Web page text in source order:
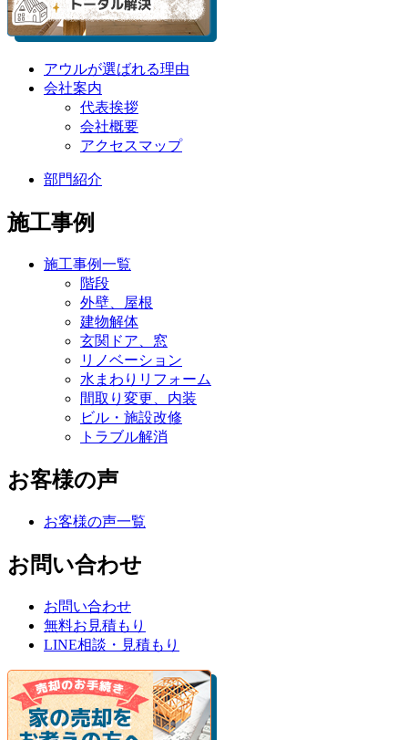
アウルが選ばれる理由
会社案内
代表挨拶
会社概要
アクセスマップ
部門紹介
施工事例
施工事例一覧
階段
外壁、屋根
建物解体
玄関ドア、窓
リノベーション
水まわりリフォーム
間取り変更、内装
ビル・施設改修
トラブル解消
お客様の声
お客様の声一覧
お問い合わせ
お問い合わせ
無料お見積もり
LINE相談・見積もり